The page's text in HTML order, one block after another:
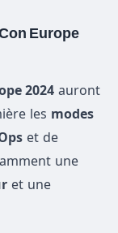
Europe
2024 auront
les modes
et de
une
et une